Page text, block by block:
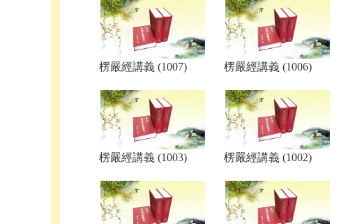
楞嚴經講義 (1007) 楞嚴經講義 (1006)
楞嚴經講義 (1003) 楞嚴經講義 (1002)